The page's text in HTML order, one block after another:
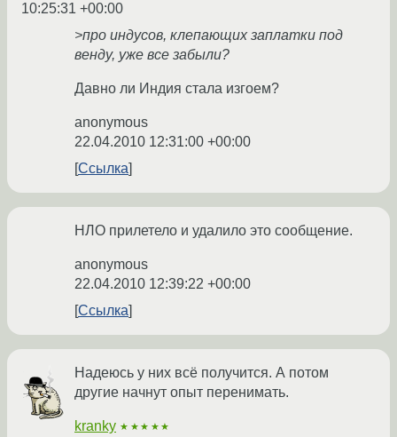
10:25:31 +00:00
>про индусов, клепающих заплатки под
венду, уже все забыли?
Давно ли Индия стала изгоем?
anonymous
22.04.2010 12:31:00 +00:00
Ссылка
НЛО прилетело и удалило это сообщение.
anonymous
22.04.2010 12:39:22 +00:00
Ссылка
Надеюсь у них всё получится. А потом
другие начнут опыт перенимать.
kranky ★★★★★